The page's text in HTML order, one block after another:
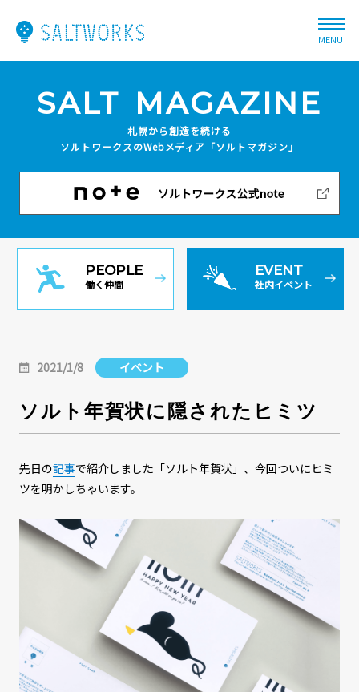
SALT MAGAZINE
札幌から創造を続ける
ソルトワークスのWebメディア 「ソルトマガジン」
PEOPLE
働く仲間
EVENT
社内イベント
2021/1/8 イベント
ソルト年賀状に隠されたヒミツ
先日の記事で紹介しました「ソルト年賀状」、今回ついにヒミ
ツを明かしちゃいます。
MENU